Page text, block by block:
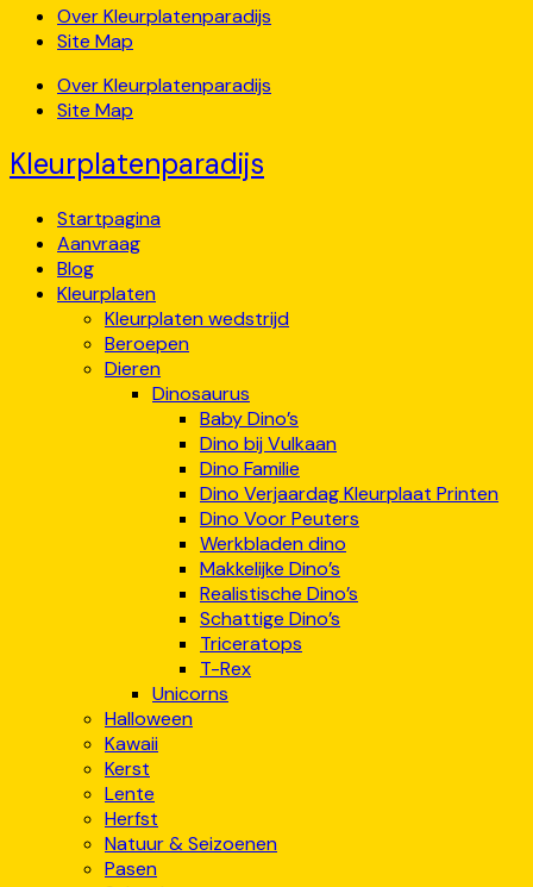
Over Kleurplatenparadijs
Site Map
Over Kleurplatenparadijs
Site Map
Kleurplatenparadijs
Startpagina
Aanvraag
Blog
Kleurplaten
Kleurplaten wedstrijd
Beroepen
Dieren
Dinosaurus
Baby Dino’s
Dino bij Vulkaan
Dino Familie
Dino Verjaardag Kleurplaat Printen
Dino Voor Peuters
Werkbladen dino
Makkelijke Dino’s
Realistische Dino’s
Schattige Dino’s
Triceratops
T-Rex
Unicorns
Halloween
Kawaii
Kerst
Lente
Herfst
Natuur & Seizoenen
Pasen